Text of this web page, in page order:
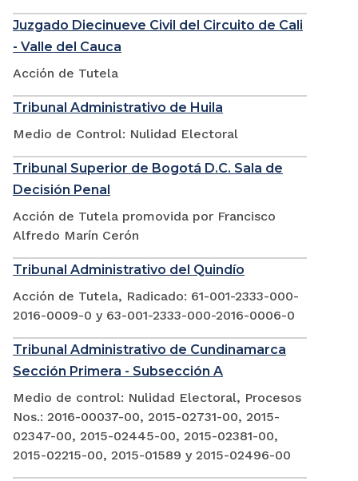
Juzgado Diecinueve Civil del Circuito de Cali
- Valle del Cauca
Acción de Tutela
Tribunal Administrativo de Huila
Medio de Control: Nulidad Electoral
Tribunal Superior de Bogotá D.C. Sala de
Decisión Penal
Acción de Tutela promovida por Francisco
Alfredo Marín Cerón
Tribunal Administrativo del Quindío
Acción de Tutela, Radicado: 61-001-2333-000-
2016-0009-0 y 63-001-2333-000-2016-0006-0
Tribunal Administrativo de Cundinamarca
Sección Primera - Subsección A
Medio de control: Nulidad Electoral, Procesos
Nos.: 2016-00037-00, 2015-02731-00, 2015-
02347-00, 2015-02445-00, 2015-02381-00,
2015-02215-00, 2015-01589 y 2015-02496-00